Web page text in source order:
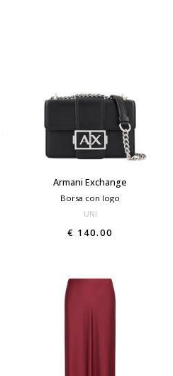
Armani Exchange
Borsa con logo
UNI
€ 140.00